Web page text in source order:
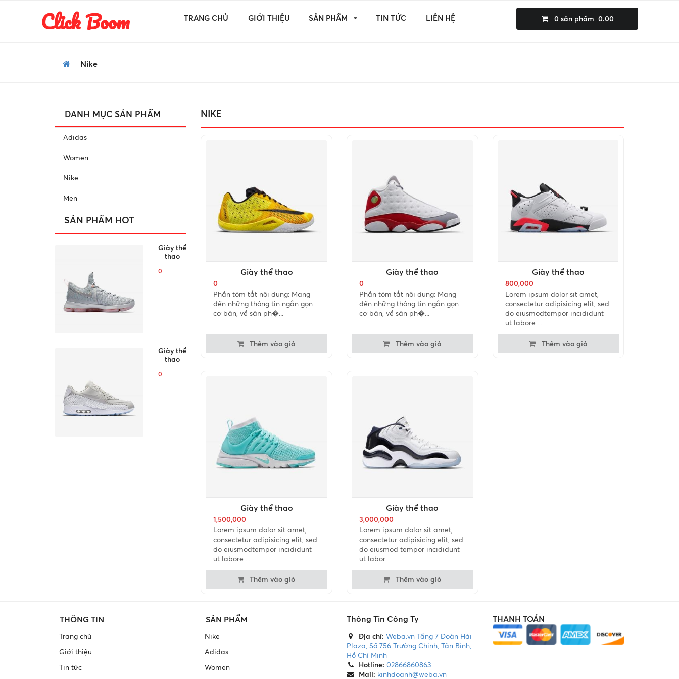
Click Boom TRANG CHỦ GIỚI THIỆU SẢN PHẨM TIN TỨC LIÊN HỆ 0 sản phẩm 0.00
Nike
DANH MỤC SẢN PHẨM
Adidas
Women
Nike
Men
SẢN PHẨM HOT
Giày thể
thao
0
Giày thể
thao
0
NIKE
Giày thể thao
0
Phần tóm tắt nội dung: Mang
đến những thông tin ngắn gọn
cơ bản, về sản ph�...
Thêm vào giỏ
Giày thể thao
0
Phần tóm tắt nội dung: Mang
đến những thông tin ngắn gọn
cơ bản, về sản ph�...
Thêm vào giỏ
Giày thể thao
800,000
Lorem ipsum dolor sit amet,
consectetur adipisicing elit, sed
do eiusmodtempor incididunt
ut labore ...
Thêm vào giỏ
Giày thể thao
1,500,000
Lorem ipsum dolor sit amet,
consectetur adipisicing elit, sed
do eiusmodtempor incididunt
ut labore ...
Thêm vào giỏ
Giày thể thao
3,000,000
Lorem ipsum dolor sit amet,
consectetur adipisicing elit, sed
do eiusmod tempor incididunt
ut labor...
Thêm vào giỏ
THÔNG TIN
Trang chủ
Giới thiệu
Tin tức
SẢN PHẨM
Nike
Adidas
Women
Thông Tin Công Ty
Địa chỉ:Weba.vn Tầng 7 Đoàn Hải
Plaza, Số 756 Trường Chinh, Tân Bình,
Hồ Chí Minh
Hotline: 02866860863
Mail: kinhdoanh@weba.vn
THANH TOÁN